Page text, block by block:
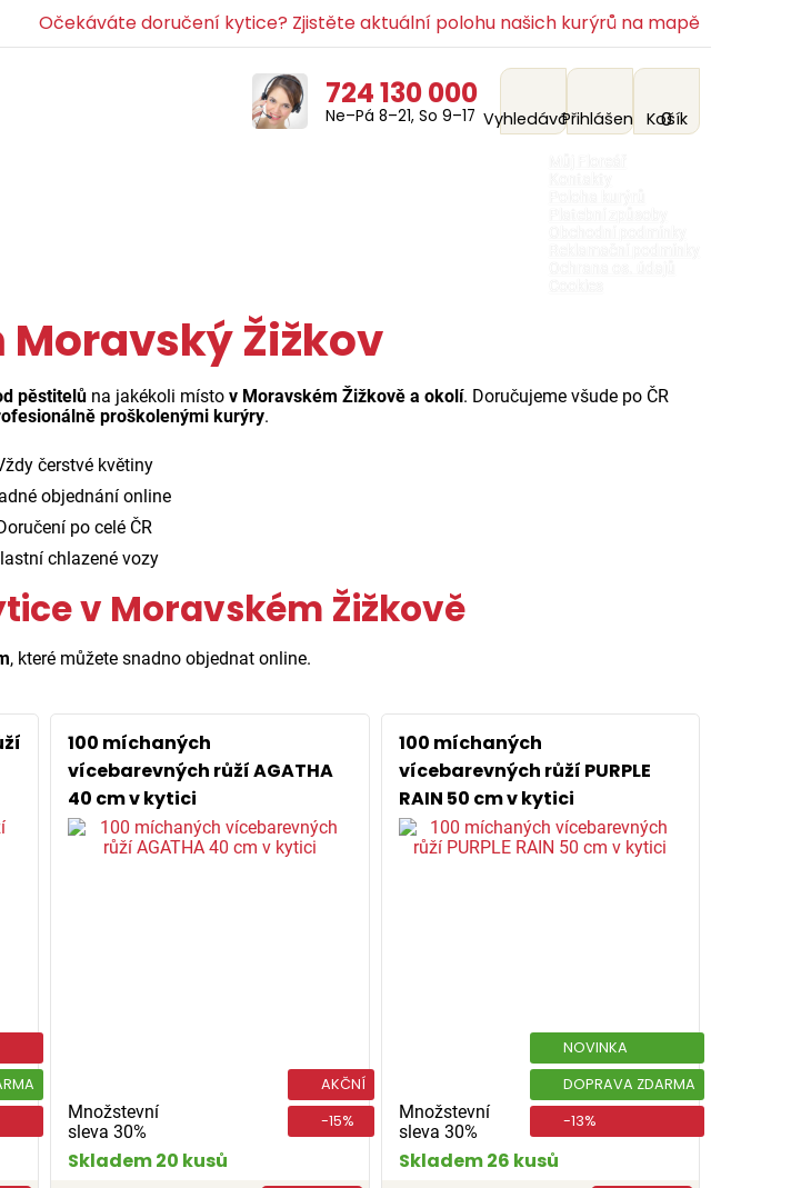
Očekáváte doručení kytice? Zjistěte aktuální polohu našich kurýrů na mapě
724 130 000
Ne–Pá 8–21, So 9–17 VyhledáváníPřihlášení 0
Košík
Moravský Žižkov
pěstitelů na jakékoli místo v Moravském Žižkově a okolí. Doručujeme všude po ČR
proškolenými kurýry.
čerstvé květiny
objednání online
po celé ČR
chlazené vozy
v Moravském Žižkově
, které můžete snadno objednat online.
100 míchaných
vícebarevných růží AGATHA
40 cm v kytici
Množstevní
sleva 30%
AKČNÍ
-15%
Skladem 20 kusů
100 míchaných
vícebarevných růží PURPLE
RAIN 50 cm v kytici
Množstevní
sleva 30%
NOVINKA
DOPRAVA ZDARMA
-13%
Skladem 26 kusů